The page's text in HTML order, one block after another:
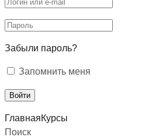
Забыли пароль?
Запомнить меня
ГлавнаяКурсы
Поиск